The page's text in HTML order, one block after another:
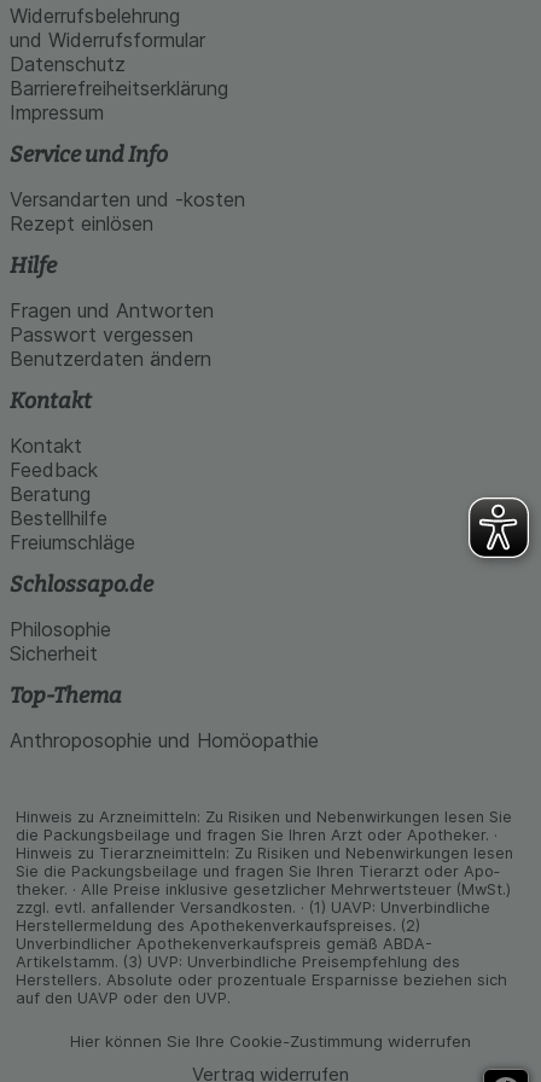
Widerrufsbelehrung
und Widerrufsformular
Datenschutz
Barrierefreiheitserklärung
Impressum
Service und Info
Versandarten und -kosten
Rezept einlösen
Hilfe
Fragen und Antworten
Passwort vergessen
Benutzerdaten ändern
Kontakt
Kontakt
Feedback
Beratung
Bestellhilfe
Freiumschläge
Schlossapo.de
Philosophie
Sicherheit
Top-Thema
Anthroposophie und Homöopathie
Hinweis zu Arzneimitteln: Zu Risiken und Neben­wirkungen lesen Sie
die Packungs­beilage und fragen Sie Ihren Arzt oder Apo­theker. ·
Hinweis zu Tier­arz­nei­mitteln: Zu Risiken und Neben­wirkungen lesen
Sie die Packungs­beilage und fragen Sie Ihren Tier­arzt oder Apo­
theker. · Alle Preise inklusive gesetz­licher Mehrwertsteuer (MwSt.)
zzgl. evtl. anfallender Versand­kosten. · (1) UAVP: Unverbindliche
Herstellermeldung des Apothekenverkaufspreises. (2)
Unverbindlicher Apothekenverkaufspreis gemäß ABDA-
Artikelstamm. (3) UVP: Unverbindliche Preisempfehlung des
Herstellers. Absolute oder prozentuale Ersparnisse beziehen sich
auf den UAVP oder den UVP.
Hier können Sie Ihre Cookie-Zustimmung widerrufen
Vertrag widerrufen